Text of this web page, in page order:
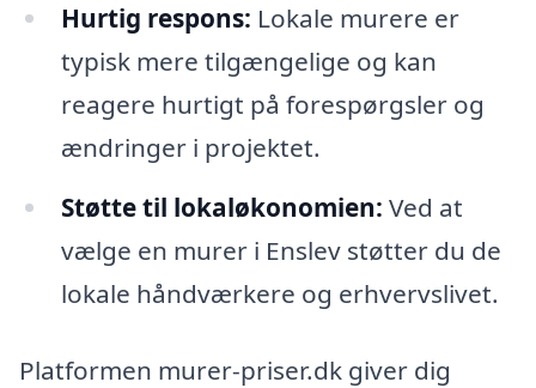
Hurtig respons: Lokale murere er
typisk mere tilgængelige og kan
reagere hurtigt på forespørgsler og
ændringer i projektet.
Støtte til lokaløkonomien: Ved at
vælge en murer i Enslev støtter du de
lokale håndværkere og erhvervslivet.
Platformen murer-priser.dk giver dig